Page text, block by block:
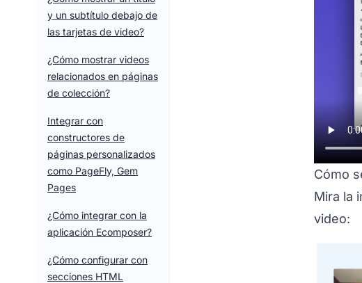
y un subtítulo debajo de
las tarjetas de video?
¿Cómo mostrar videos
relacionados en páginas
de colección?
Integrar con
constructores de
páginas personalizados
como PageFly, Gem
Pages
¿Cómo integrar con la
aplicación Ecomposer?
¿Cómo configurar con
secciones HTML
Cómo
Mira la
video: